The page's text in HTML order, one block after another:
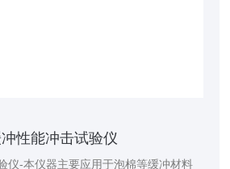
性能冲击试验仪
仪-本仪器主要应用于泡棉等缓冲材料